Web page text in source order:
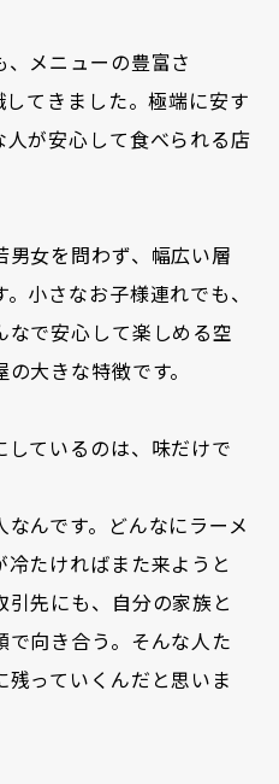
、メニューの豊富さ
てきました。極端に安す
が安心して食べられる店
女を問わず、幅広い層
小さなお子様連れでも、
なで安心して楽しめる空
大きな特徴です。
ているのは、味だけで
なんです。どんなにラーメ
たければまた来ようと
先にも、自分の家族と
向き合う。そんな人た
っていくんだと思いま